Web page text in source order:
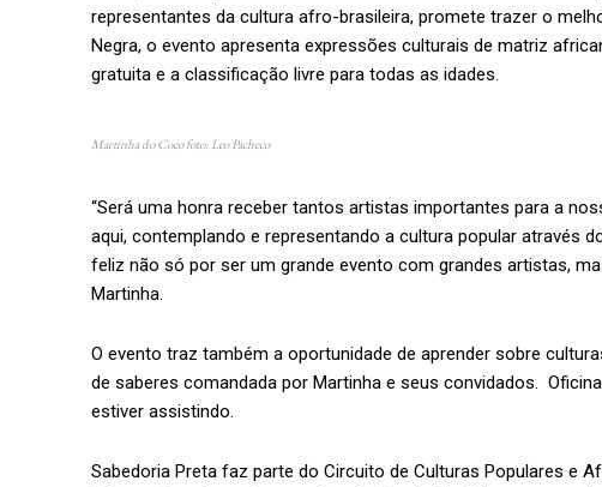
representantes da cultura afro-brasileira, promete trazer o
Negra, o evento apresenta expressões culturais de matriz
gratuita e a classificação livre para todas as idades.
Martinha do Coco foto: Leo Pacheco
“Será uma honra receber tantos artistas importantes para a
aqui, contemplando e representando a cultura popular através
feliz não só por ser um grande evento com grandes artistas,
Martinha.
O evento traz também a oportunidade de aprender sobre
de saberes comandada por Martinha e seus convidados.
estiver assistindo.
Sabedoria Preta faz parte do Circuito de Culturas Populares e